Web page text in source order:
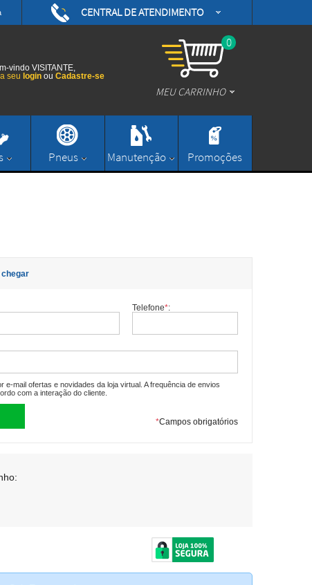
CENTRAL DE ATENDIMENTO
/daytonamotos
/daytonamotos
contato@daytonamotoshop.com.br
0
MEU CARRINHO
vindo VISITANTE,
seu login ou Cadastre-se
Pneus Manutenção Promoções
chegar
Telefone*:
e-mail ofertas e novidades da loja virtual. A frequência de envios
com a interação do cliente.
*Campos obrigatórios